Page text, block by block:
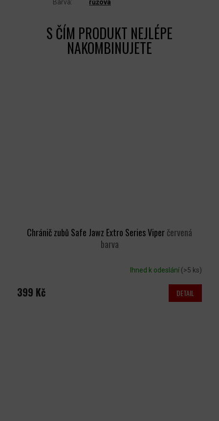
Chránič zubů Safe Jawz Extro Series Viperčervená
barva
Ihned k odeslání (>5 ks)
399 Kč DETAIL
Barva: růžová